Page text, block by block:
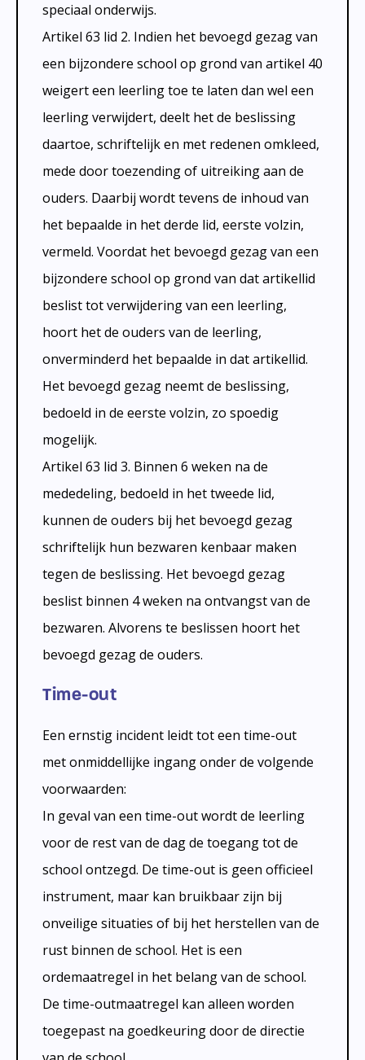
speciaal onderwijs.
Artikel 63 lid 2. Indien het bevoegd gezag van
een bijzondere school op grond van artikel 40
weigert een leerling toe te laten dan wel een
leerling verwijdert, deelt het de beslissing
daartoe, schriftelijk en met redenen omkleed,
mede door toezending of uitreiking aan de
ouders. Daarbij wordt tevens de inhoud van
het bepaalde in het derde lid, eerste volzin,
vermeld. Voordat het bevoegd gezag van een
bijzondere school op grond van dat artikellid
beslist tot verwijdering van een leerling,
hoort het de ouders van de leerling,
onverminderd het bepaalde in dat artikellid.
Het bevoegd gezag neemt de beslissing,
bedoeld in de eerste volzin, zo spoedig
mogelijk.
Artikel 63 lid 3. Binnen 6 weken na de
mededeling, bedoeld in het tweede lid,
kunnen de ouders bij het bevoegd gezag
schriftelijk hun bezwaren kenbaar maken
tegen de beslissing. Het bevoegd gezag
beslist binnen 4 weken na ontvangst van de
bezwaren. Alvorens te beslissen hoort het
bevoegd gezag de ouders.
Time-out
Een ernstig incident leidt tot een time-out
met onmiddellijke ingang onder de volgende
voorwaarden:
In geval van een time-out wordt de leerling
voor de rest van de dag de toegang tot de
school ontzegd. De time-out is geen officieel
instrument, maar kan bruikbaar zijn bij
onveilige situaties of bij het herstellen van de
rust binnen de school. Het is een
ordemaatregel in het belang van de school.
De time-outmaatregel kan alleen worden
toegepast na goedkeuring door de directie